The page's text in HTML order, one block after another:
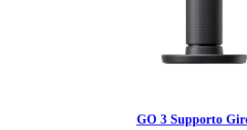
GO 3 Supporto